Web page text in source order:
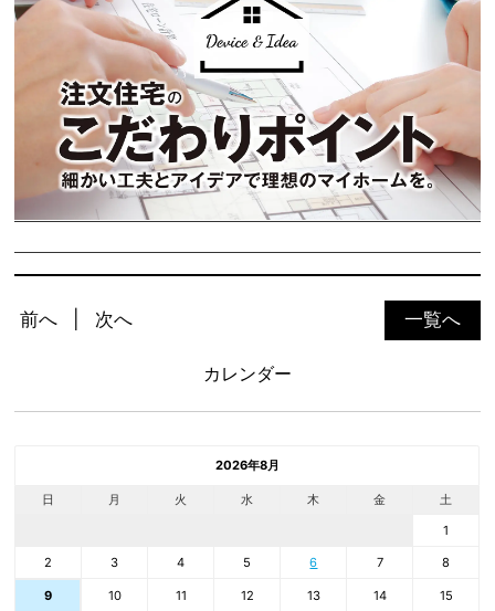
一覧へ
前へ 次へ
カレンダー
2026年8月
日 月 火 水 木 金
土
1
2 3 4 5 6 7 8
9 10 11 12 13 14 15